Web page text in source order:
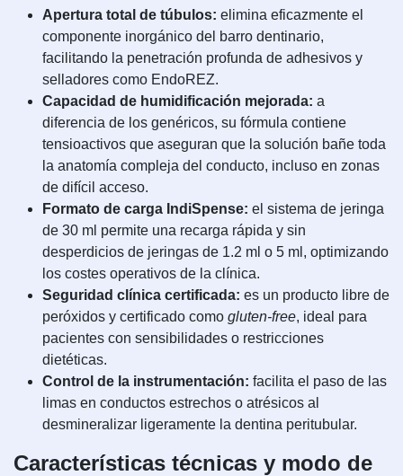
Apertura total de túbulos: elimina eficazmente el
componente inorgánico del barro dentinario,
facilitando la penetración profunda de adhesivos y
selladores como EndoREZ.
Capacidad de humidificación mejorada: a
diferencia de los genéricos, su fórmula contiene
tensioactivos que aseguran que la solución bañe toda
la anatomía compleja del conducto, incluso en zonas
de difícil acceso.
Formato de carga IndiSpense: el sistema de jeringa
de 30 ml permite una recarga rápida y sin
desperdicios de jeringas de 1.2 ml o 5 ml, optimizando
los costes operativos de la clínica.
Seguridad clínica certificada: es un producto libre de
peróxidos y certificado como gluten-free, ideal para
pacientes con sensibilidades o restricciones
dietéticas.
Control de la instrumentación: facilita el paso de las
limas en conductos estrechos o atrésicos al
desmineralizar ligeramente la dentina peritubular.
Características técnicas y modo de